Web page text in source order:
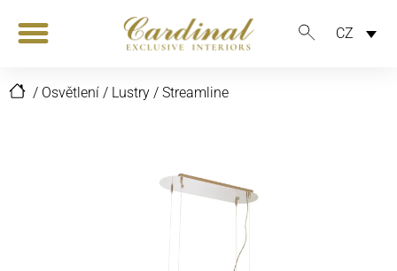
CZ
/ Osvětlení / Lustry / Streamline